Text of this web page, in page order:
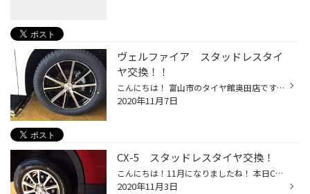
ヴェルファイア スタッドレスタイ
ヤ交換！！
こんにちは！ 富山市のタイヤ館奥田店です♪ 本日、ヴェルファイアのスタッドレスタイヤ交換をさせていただきました！ 新車とのことでアルミホイールと一緒にご購入いただいたのは“アクティブ発泡ゴム2で凍結路にしっかり密着！だから止まる・曲がる！！”のブリザックVRX2！ タイヤサイズは235/50R18...
2020年11月7日
CX-5 スタッドレスタイヤ交換！
こんにちは！11月になりましたね！ 本日CX-5のスタッドレスタイヤ交換をさせていただきました。 お選びいただいたのは“SUV専用ブリザック”のDM-V3！！ 詳しくはこちらをご覧ください→ https://tire.bridgestone.co.jp/blizzak/dm-v3/index.html タイヤサイズは225/65R17です。 トヨタ/ハリアー・日...
2020年11月3日